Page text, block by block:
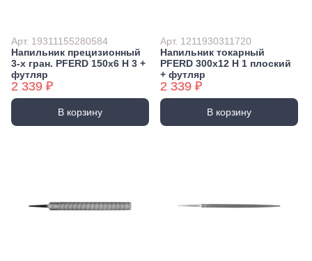
Арт. 19311155280584
Напильник прецизионный
3-х гран. PFERD 150х6 H 3 +
футляр
2 339 ₽
В корзину
Арт. 1211930311720
Напильник токарный
PFERD 300х12 H 1 плоский
+ футляр
2 339 ₽
В корзину